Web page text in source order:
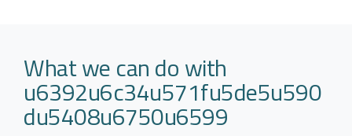
What we can do with
u6392u6c34u571fu5de5u590
du5408u6750u6599